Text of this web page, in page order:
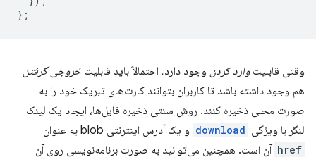
};
وقتی قابلیتوارد کردن وجود دارد، احتمالاً باید قابلیت خروجی گرفتن
هم وجود داشته باشد تا کاربران بتوانند کارت‌های تبریک خود را به
صورت محلی ذخیره کنند. روش سنتی ذخیره فایل‌ها، ایجاد یک لینک
لنگر با ویژگی download و یک آدرس اینترنتی blob به عنوان
href آن است. همچنین می‌توانید به صورت برنامه‌نویسی روی آن